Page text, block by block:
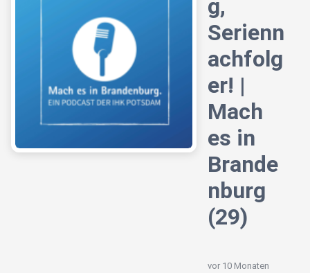
g,
Serienn
achfolg
er! |
Mach
es in
Brande
nburg
(29)
vor 10 Monaten